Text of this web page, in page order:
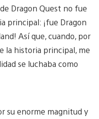
Dragon Quest no fue
principal: ¡fue Dragon
Así que, cuando, por
la historia principal, me
se luchaba como
su enorme magnitud y